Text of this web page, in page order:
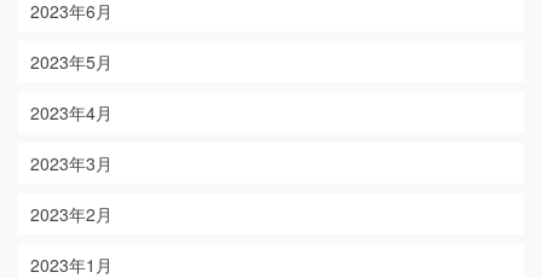
2023年6月
2023年5月
2023年4月
2023年3月
2023年2月
2023年1月